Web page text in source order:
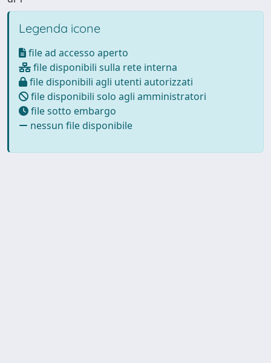
Legenda icone
file ad accesso aperto
file disponibili sulla rete interna
file disponibili agli utenti autorizzati
file disponibili solo agli amministratori
file sotto embargo
nessun file disponibile